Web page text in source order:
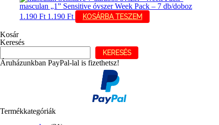
masculan „1” Sensitive óvszer Week Pack – 7 db/doboz
1.190 Ft 1.190 Ft KOSÁRBA TESZEM
Kosár
Keresés
KERESÉS
Áruházunkban PayPal-lal is fizethetsz!
Termékkategóriák